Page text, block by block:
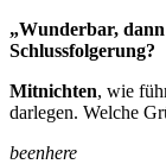
„Wunderbar,
Schlussfolgerung?
Mitnichten, wie
darlegen. Welche
beenhere